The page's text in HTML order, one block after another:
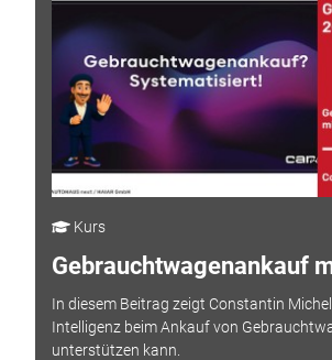
Kurs
Gebrauchtwagenankauf
In diesem Beitrag zeigt Constantin
Intelligenz beim Ankauf von
unterstützen kann.